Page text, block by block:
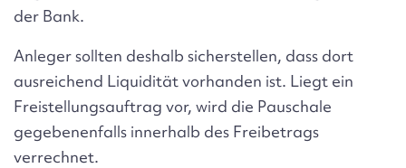
der Bank.
Anleger sollten deshalb sicherstellen, dass dort
ausreichend Liquidität vorhanden ist. Liegt ein
Freistellungsauftrag vor, wird die Pauschale
gegebenenfalls innerhalb des Freibetrags
verrechnet.